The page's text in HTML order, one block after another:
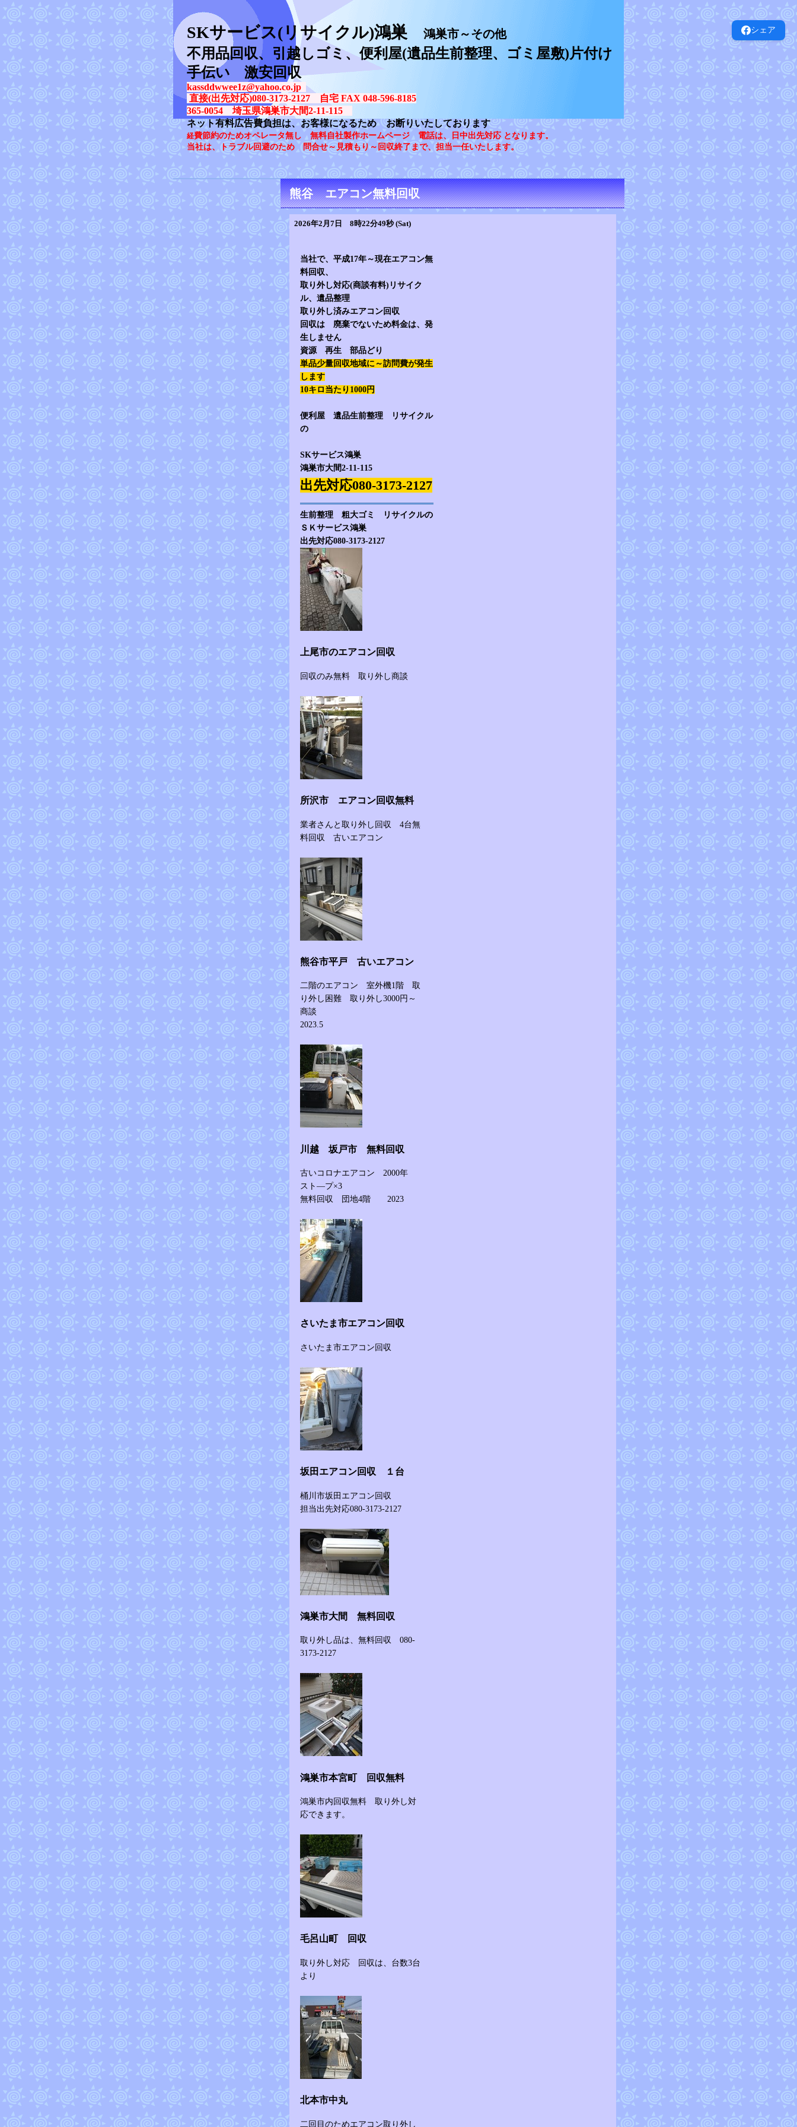
シェア
SKサービス(リサイクル)鴻巣 鴻巣市～その他
不用品回収、引越しゴミ、便利屋(遺品生前整理、ゴミ屋敷)片付け
手伝い 激安回収
kassddwwee1z@yahoo.co.jp
直接(出先対応)080-3173-2127 自宅 FAX 048-596-8185
365-0054 埼玉県鴻巣市大間2-11-115
ネット有料広告費負担は、お客様になるため お断りいたしております
経費節約のためオペレータ無し 無料自社製作ホームページ 電話は、日中出先対応 となります。
当社は、トラブル回避のため 問合せ～見積もり～回収終了まで、担当一任いたします。
熊谷 エアコン無料回収
2026年2月7日 8時22分49秒 (Sat)
当社で、平成17年～現在エアコン無
料回収、
取り外し対応(商談有料)リサイク
ル、遺品整理
取り外し済みエアコン回収
回収は 廃棄でないため料金は、発
生しません
資源 再生 部品どり
単品少量回収地域に～訪問費が発生
します
10キロ当たり1000円
便利屋 遺品生前整理 リサイクル
の
SKサービス鴻巣
鴻巣市大間2-11-115
出先対応080-3173-2127
生前整理 粗大ゴミ リサイクルの
ＳＫサービス鴻巣
出先対応080-3173-2127
上尾市のエアコン回収
回収のみ無料 取り外し商談
所沢市 エアコン回収無料
業者さんと取り外し回収 4台無
料回収 古いエアコン
熊谷市平戸 古いエアコン
二階のエアコン 室外機1階 取
り外し困難 取り外し3000円～
商談
2023.5
川越 坂戸市 無料回収
古いコロナエアコン 2000年
スト―プ×3
無料回収 団地4階 2023
さいたま市エアコン回収
さいたま市エアコン回収
坂田エアコン回収 １台
桶川市坂田エアコン回収
担当出先対応080-3173-2127
鴻巣市大間 無料回収
取り外し品は、無料回収 080-
3173-2127
鴻巣市本宮町 回収無料
鴻巣市内回収無料 取り外し対
応できます。
毛呂山町 回収
取り外し対応 回収は、台数3台
より
北本市中丸
二回目のためエアコン取り外し